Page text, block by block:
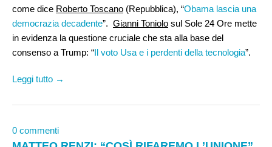
come dice Roberto Toscano (Repubblica), “Obama lascia una
democrazia decadente”. Gianni Toniolo sul Sole 24 Ore mette
in evidenza la questione cruciale che sta alla base del
consenso a Trump: “Il voto Usa e i perdenti della tecnologia”.
Leggi tutto →
0 commenti